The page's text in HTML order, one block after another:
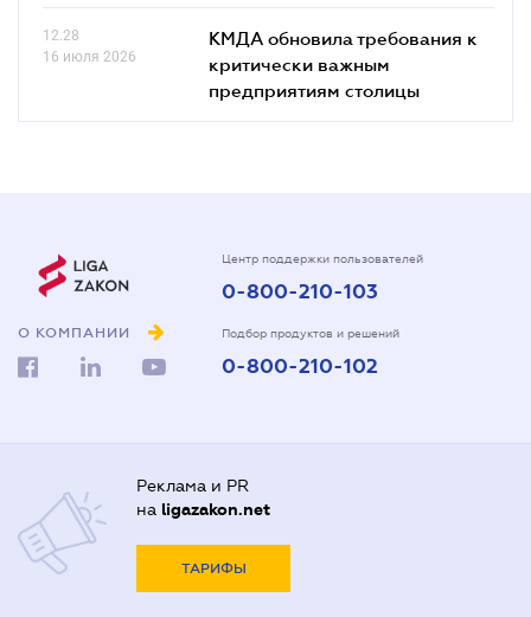
12.28
16 июля 2026
КМДА обновила требования к
критически важным
предприятиям столицы
О КОМПАНИИ
Центр поддержки пользователей
0-800-210-103
Подбор продуктов и решений
0-800-210-102
Реклама и PR
на ligazakon.net
ТАРИФЫ